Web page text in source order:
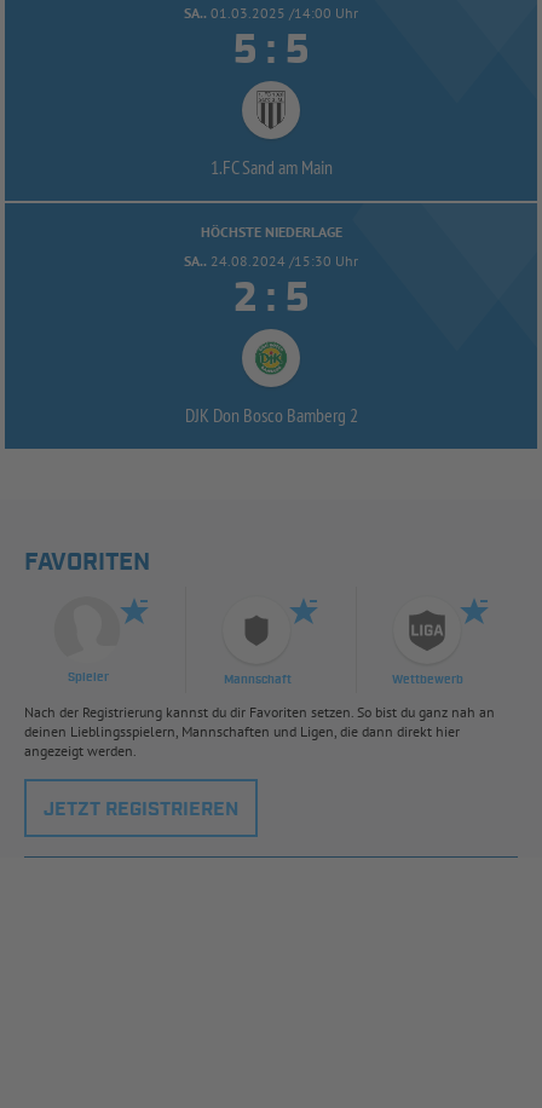
SA.. 01.03.2025 /14:00 Uhr
 : 
1.FC Sand am Main
HÖCHSTE NIEDERLAGE
SA.. 24.08.2024 /15:30 Uhr
 : 
DJK Don Bosco Bamberg 2
FAVORITEN
Spieler Mannschaft Wettbewerb
Nach der Registrierung kannst du dir Favoriten setzen. So bist du ganz nah an
deinen Lieblingsspielern, Mannschaften und Ligen, die dann direkt hier
angezeigt werden.
JETZT REGISTRIEREN